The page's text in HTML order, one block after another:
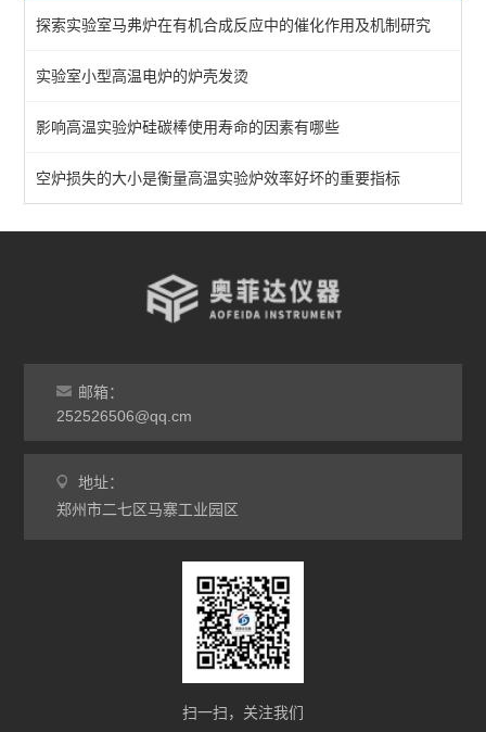
箱式马弗炉
分体式马弗炉
实验室马弗炉
箱式高温炉
灰分马弗炉
非标定做马弗炉
工业马弗炉
探索实验室马弗炉在有机合成反应中的催化作用及机制研究
实验室小型高温电炉的炉壳发烫
影响高温实验炉硅碳棒使用寿命的因素有哪些
空炉损失的大小是衡量高温实验炉效率好坏的重要指标
邮箱：
252526506@qq.cm
地址：
郑州市二七区马寨工业园区
扫一扫，关注我们